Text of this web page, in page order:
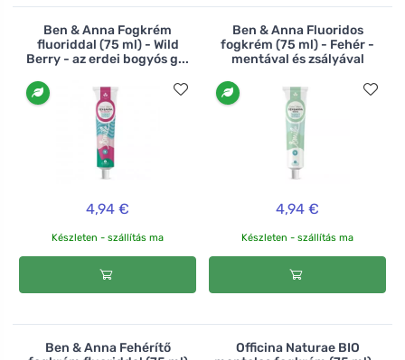
Ben & Anna Fogkrém
fluoriddal (75 ml) - Wild
Berry - az erdei bogyós g...
4,94 €
Készleten - szállítás ma
Ben & Anna Fluoridos
fogkrém (75 ml) - Fehér -
mentával és zsályával
4,94 €
Készleten - szállítás ma
Ben & Anna Fehérítő
Officina Naturae BIO